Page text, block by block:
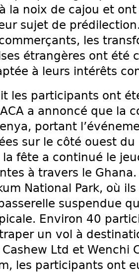
la noix de cajou et
sujet de
les
étrangères ont été
à leurs intérêts
les participants ont
a annoncé que la
portant
sur le côté ouest
la fête a continué le
à travers le
National Park, où
suspendue
Environ 40
un vol à
Ltd et Wenchi
les participants ont